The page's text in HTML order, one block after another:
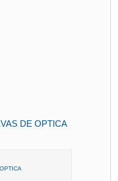
DE OPTICA